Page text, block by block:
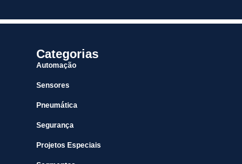
Categorias
Automação
Sensores
Pneumática
Segurança
Projetos Especiais